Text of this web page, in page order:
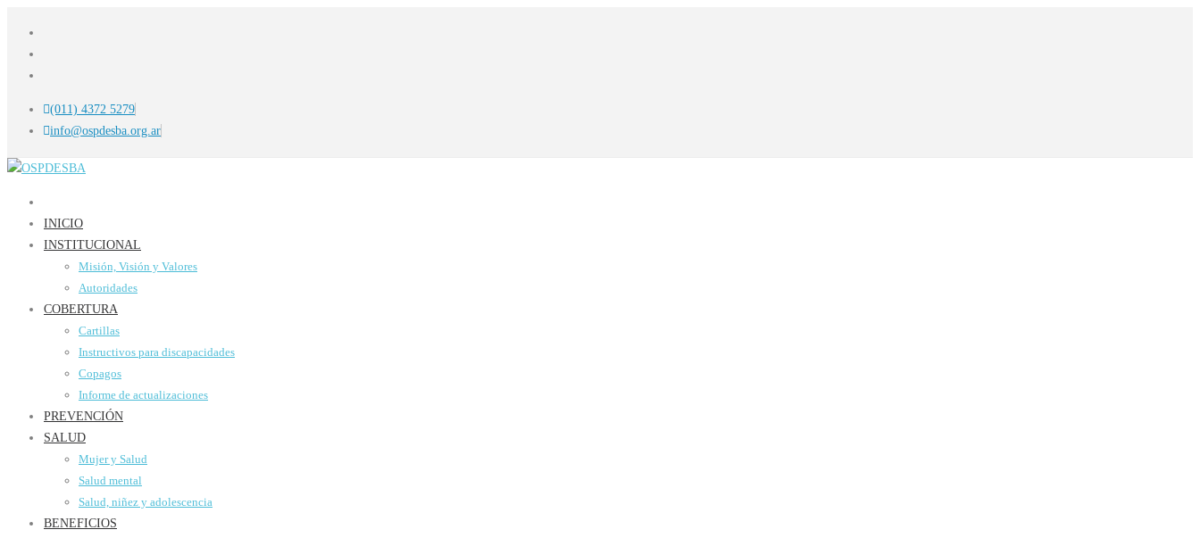
(011) 4372 5279
info@ospdesba.org.ar
INICIO
INSTITUCIONAL
Misión, Visión y Valores
Autoridades
COBERTURA
Cartillas
Instructivos para discapacidades
Copagos
Informe de actualizaciones
PREVENCIÓN
SALUD
Mujer y Salud
Salud mental
Salud, niñez y adolescencia
BENEFICIOS